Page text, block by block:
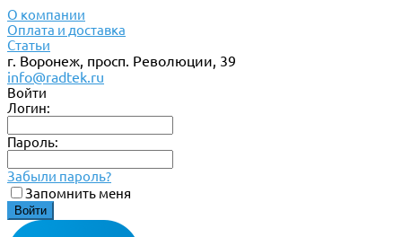
О компании
Оплата и доставка
Статьи
г. Воронеж, просп. Революции, 39
info@radtek.ru
Войти
Логин:
Пароль:
Забыли пароль?
Запомнить меня